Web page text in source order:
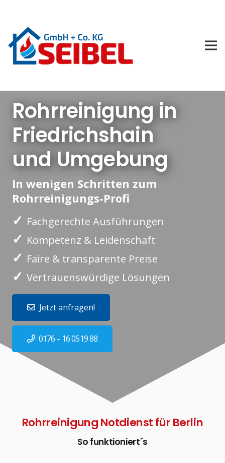
Rohrreinigung in
Friedrichshain
und Umgebung
In wenigen Schritten zum
Rohrreinigungs-Profi
✓ Fachgerechte Ausführungen
✓ Kompetenz & Leidenschaft
✓ Faire & transparente Preise
✓ Vertrauenswürdige Lösungen
Jetzt anfragen!
0176 – 16 0519 88
Rohrreinigung Notdienst für Berlin
So funktioniert´s